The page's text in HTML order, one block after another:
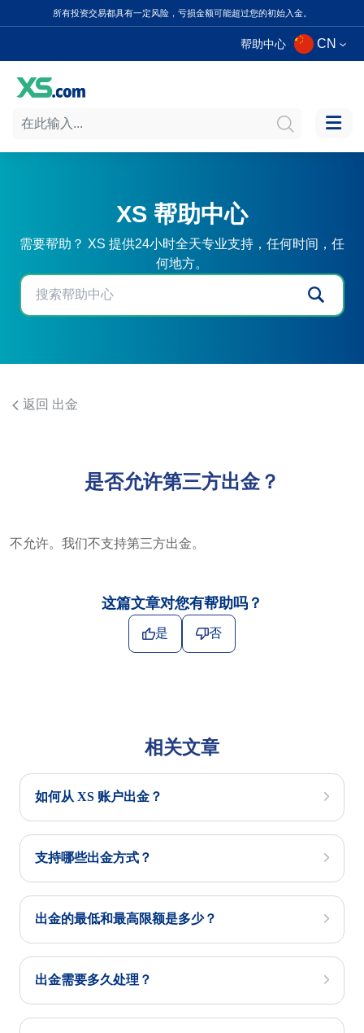
所有投资交易都具有一定风险，亏损金额可能超过您的初始入金。
帮助中心 CN
XS 帮助中心
需要帮助？ XS 提供24小时全天专业支持，任何时间，任
何地方。
返回 出金
是否允许第三方出金？
不允许。我们不支持第三方出金。
这篇文章对您有帮助吗？
是 否
相关文章
如何从 XS 账户出金？
支持哪些出金方式？
出金的最低和最高限额是多少？
出金需要多久处理？